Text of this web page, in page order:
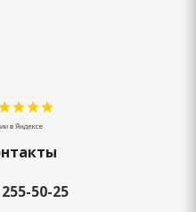
50-25